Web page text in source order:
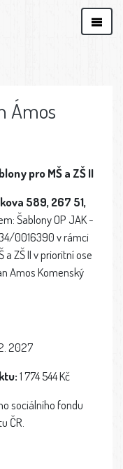
Ámos
pro MŠ a ZŠ II
589, 267 51,
Šablony OP JAK -
0016390 v rámci
a ZŠ II v prioritní ose
Amos Komenský
2027
1 774 544 Kč
sociálního fondu
ČR.